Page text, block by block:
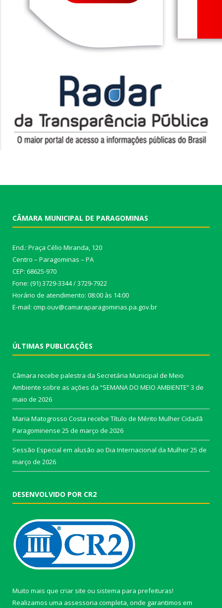
CÂMARA MUNICIPAL DE PARAGOMINAS
End.: Praça Célio Miranda, 120
Centro – Paragominas – PA
CEP: 68625-970
Fone: (91) 3729-3344 / 3729-7922
Horário de atendimento: 08:00 às 14:00
E-mail: cmp.ouv@camaraparagominas.pa.gov.br
ÚLTIMAS PUBLICAÇÕES
Câmara recebe palestra da Secretária Municipal de Meio
Ambiente sobre as ações da “SEMANA DO MEIO AMBIENTE”3 de
maio de 2026
Maria Matogrosso Costa recebe Título de Mérito Mulher Cidadã
Paragominense 25 de março de 2026
Sessão Especial em alusão ao Dia Internacional da Mulher25 de
março de 2026
DESENVOLVIDO POR CR2
Muito mais que criar site ou sistema para prefeituras!
Realizamos uma assessoria completa, onde garantimos em